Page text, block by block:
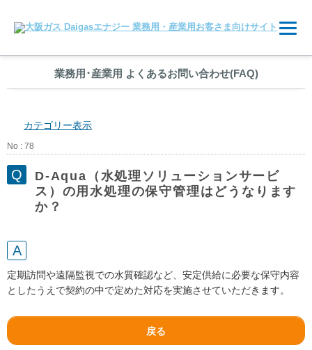
業務用 ･産業用 よくあるお問い合わせ(FAQ)
カテゴリー表示
No : 78
D-Aqua（水処理ソリューションサービ
ス）の用水処理の保守管理はどうなります
か？
定期訪問や遠隔監視での水質確認など、安定供給に必要な保守内容
としたうえで契約の中で定めた対応を実施させていただきます。
戻る